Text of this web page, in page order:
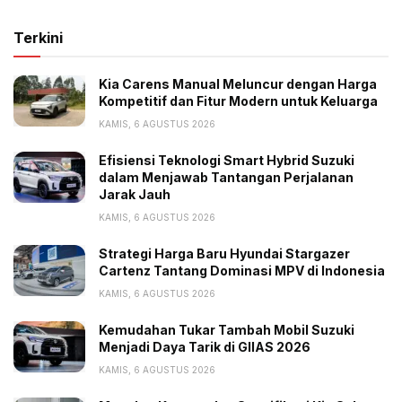
perpindahan gigi berdasarkan pola berkendara dari
Fitur Keamanan
terdepan dari Hyundai Smartsense di New Palisade.
Ada forward collision avoidance assist (FCA) yang
memungkinkan mobil membaca kondisi jalan di depan
Mengawasi situasi di sekeliling kendaraan dan area
blind spot pun lebih mudah berkat bantuan fitur blind
spot collision avoidance warning (BCW), blind spot
view monitor (BVW), surround view monitor (SVM),
dan rear view monitor (RVM)
Terkini
Kia Carens Manual Meluncur dengan Harga
Kompetitif dan Fitur Modern untuk Keluarga
KAMIS, 6 AGUSTUS 2026
Efisiensi Teknologi Smart Hybrid Suzuki
dalam Menjawab Tantangan Perjalanan
Jarak Jauh
KAMIS, 6 AGUSTUS 2026
Strategi Harga Baru Hyundai Stargazer
Cartenz Tantang Dominasi MPV di Indonesia
KAMIS, 6 AGUSTUS 2026
Kemudahan Tukar Tambah Mobil Suzuki
Menjadi Daya Tarik di GIIAS 2026
KAMIS, 6 AGUSTUS 2026